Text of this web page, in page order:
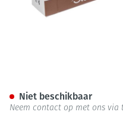
Niet beschikbaar
Neem contact op met ons